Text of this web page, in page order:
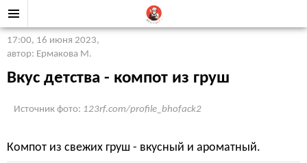
17:00, 16 июня 2023,
автор: Ермакова М.
Вкус детства - компот из груш
Источник фото: 123rf.com/profile_bhofack2
Компот из свежих груш - вкусный и ароматный.